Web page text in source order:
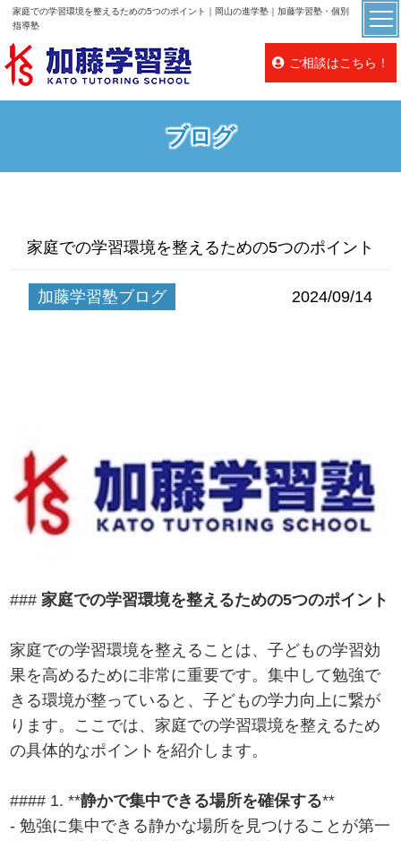
家庭での学習環境を整えるための5つのポイント｜岡山の進学塾｜加藤学習塾・個別
指導塾
ご相談はこちら！
ブログ
家庭での学習環境を整えるための5つのポイント
加藤学習塾ブログ 2024/09/14
###家庭での学習環境を整えるための5つのポイント
家庭での学習環境を整えることは、子どもの学習効
果を高めるために非常に重要です。集中して勉強で
きる環境が整っていると、子どもの学力向上に繋が
ります。ここでは、家庭での学習環境を整えるため
の具体的なポイントを紹介します。
#### 1. **静かで集中できる場所を確保する**
- 勉強に集中できる静かな場所を見つけることが第一